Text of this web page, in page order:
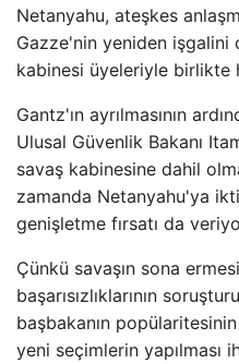
Netanyahu, ateşkes
Gazze'nin yeniden işgalini
kabinesi üyeleriyle birlikte
Gantz'ın ayrılmasının
Ulusal Güvenlik Bakanı
savaş kabinesine dahil
zamanda Netanyahu'ya
genişletme fırsatı da
Çünkü savaşın sona
başarısızlıklarının
başbakanın
yeni seçimlerin yapılması